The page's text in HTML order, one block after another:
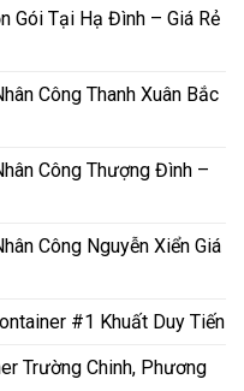
Gói Tại Hạ Đình – Giá Rẻ
Công Thanh Xuân Bắc
Công Thượng Đình –
Công Nguyễn Xiển Giá
#1 Khuất Duy Tiến
Trường Chinh, Phương